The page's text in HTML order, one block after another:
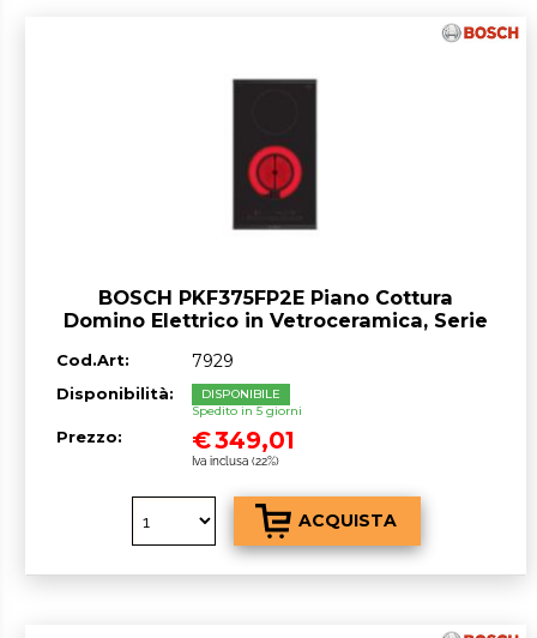
BOSCH PKF375FP2E Piano Cottura
Domino Elettrico in Vetroceramica, Serie
Cod.Art: 7929
Disponibilità:
DISPONIBILE
Spedito in 5 giorni
Prezzo: €349,01
Iva inclusa (22%)